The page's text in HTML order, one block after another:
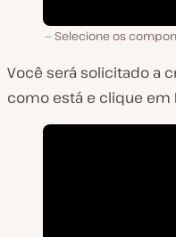
Selecione os
Você será solicitado a
como está e clique em